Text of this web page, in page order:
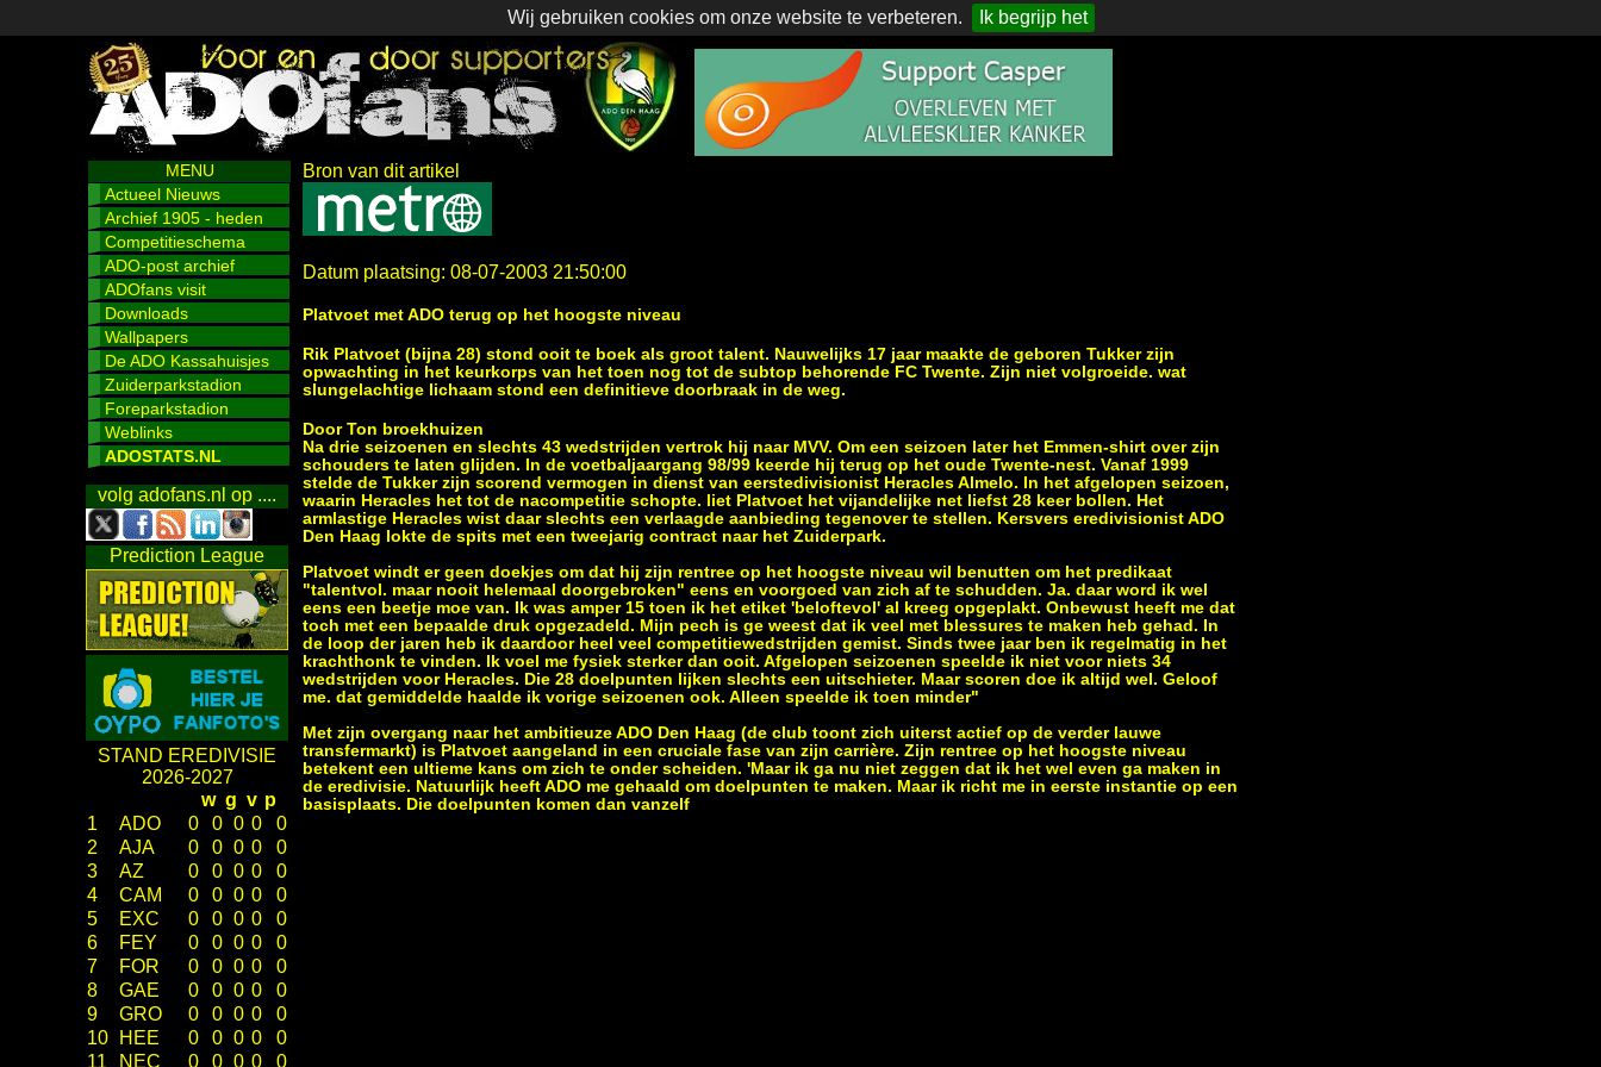
Wij gebruiken cookies om onze website te verbeteren. Ik begrijp het
MENU
Actueel Nieuws
Archief 1905 - heden
Competitieschema
ADO-post archief
ADOfans visit
Downloads
Wallpapers
De ADO Kassahuisjes
Zuiderparkstadion
Foreparkstadion
Weblinks
ADOSTATS.NL
volg adofans.nl op ....
Prediction League
STAND EREDIVISIE
2026-2027
w g v p
1
ADO 0 0 0 0
0
2
AJA 0 0 0 0
0
3
AZ 0 0 0 0
0
4
CAM 0 0 0 0
0
5
EXC 0 0 0 0
0
6
FEY 0 0 0 0
0
7
FOR 0 0 0 0
0
8
GAE 0 0 0 0
0
9
GRO 0 0 0 0
0
10
HEE 0 0 0 0
0
11
NEC 0 0 0 0 0
Bron van dit artikel
Datum plaatsing: 08-07-2003 21:50:00
Platvoet met ADO terug op het hoogste niveau
Rik Platvoet (bijna 28) stond ooit te boek als groot talent. Nauwelijks 17 jaar maakte de geboren Tukker zijn
opwachting in het keurkorps van het toen nog tot de subtop behorende FC Twente. Zijn niet volgroeide. wat
slungelachtige lichaam stond een definitieve doorbraak in de weg.
Door Ton broekhuizen
Na drie seizoenen en slechts 43 wedstrijden vertrok hij naar MVV. Om een seizoen later het Emmen-shirt over zijn
schouders te laten glijden. In de voetbaljaargang 98/99 keerde hij terug op het oude Twente-nest. Vanaf 1999
stelde de Tukker zijn scorend vermogen in dienst van eerstedivisionist Heracles Almelo. In het afgelopen seizoen,
waarin Heracles het tot de nacompetitie schopte. liet Platvoet het vijandelijke net liefst 28 keer bollen. Het
armlastige Heracles wist daar slechts een verlaagde aanbieding tegenover te stellen. Kersvers eredivisionist ADO
Den Haag lokte de spits met een tweejarig contract naar het Zuiderpark.
Platvoet windt er geen doekjes om dat hij zijn rentree op het hoogste niveau wil benutten om het predikaat
"talentvol. maar nooit helemaal doorgebroken" eens en voorgoed van zich af te schudden. Ja. daar word ik wel
eens een beetje moe van. Ik was amper 15 toen ik het etiket 'beloftevol' al kreeg opgeplakt. Onbewust heeft me dat
toch met een bepaalde druk opgezadeld. Mijn pech is ge weest dat ik veel met blessures te maken heb gehad. In
de loop der jaren heb ik daardoor heel veel competitiewedstrijden gemist. Sinds twee jaar ben ik regelmatig in het
krachthonk te vinden. lk voel me fysiek sterker dan ooit. Afgelopen seizoenen speelde ik niet voor niets 34
wedstrijden voor Heracles. Die 28 doelpunten lijken slechts een uitschieter. Maar scoren doe ik altijd wel. Geloof
me. dat gemiddelde haalde ik vorige seizoenen ook. Alleen speelde ik toen minder"
Met zijn overgang naar het ambitieuze ADO Den Haag (de club toont zich uiterst actief op de verder lauwe
transfermarkt) is Platvoet aangeland in een cruciale fase van zijn carrière. Zijn rentree op het hoogste niveau
betekent een ultieme kans om zich te onder scheiden. 'Maar ik ga nu niet zeggen dat ik het wel even ga maken in
de eredivisie. Natuurlijk heeft ADO me gehaald om doelpunten te maken. Maar ik richt me in eerste instantie op een
basisplaats. Die doelpunten komen dan vanzelf